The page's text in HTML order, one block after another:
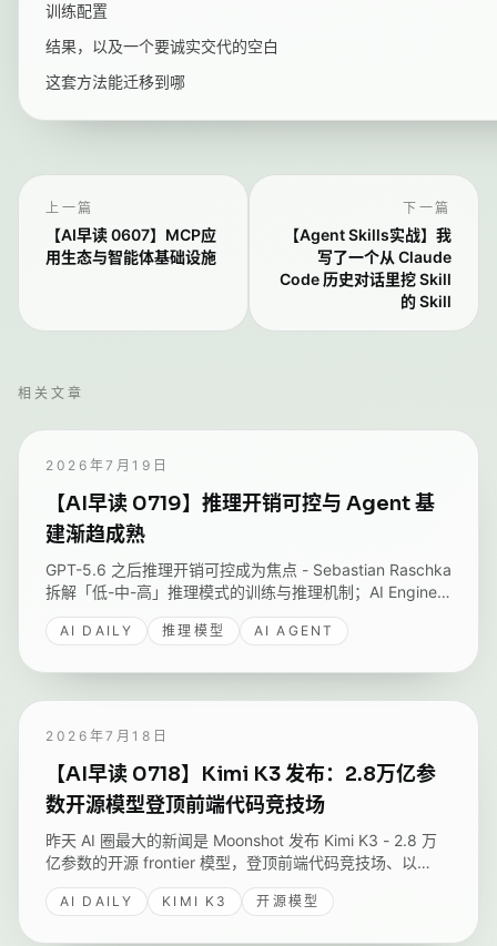
训练配置
结果，以及一个要诚实交代的空白
这套方法能迁移到哪
上一篇
【AI早读 0607】MCP应
用生态与智能体基础设施
下一篇
【Agent Skills实战】我
写了一个从 Claude
Code 历史对话里挖 Skill
的 Skill
相关文章
2026年7月19日
【AI早读 0719】推理开销可控与 Agent 基
建渐趋成熟
GPT-5.6 之后推理开销可控成为焦点 - Sebastian Raschka
拆解「低-中-高」推理模式的训练与推理机制；AI Engineer
峰会多个 talk 不约而同指向 Agent 真正缺的是收据、领域
知识与特征开关；还有一篇讨论用「预测评判者判断」重做
AI DAILY 推理模型 AI AGENT
2026年7月18日
【AI早读 0718】Kimi K3 发布：2.8万亿参
数开源模型登顶前端代码竞技场
昨天 AI 圈最大的新闻是 Moonshot 发布 Kimi K3 - 2.8 万
亿参数的开源 frontier 模型，登顶前端代码竞技场、以
76% 胜率超过 Claude Fable 5，另有 Managed Agent 不
暴露 GitHub token 的安全方案。
AI DAILY KIMI K3 开源模型